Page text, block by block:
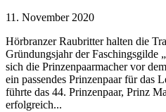
11. November 2020
Hörbranzer Raubritter halten die
Gründungsjahr der Faschingsgilde
sich die Prinzenpaarmacher vor
ein passendes Prinzenpaar für das
führte das 44. Prinzenpaar, Prinz
erfolgreich...